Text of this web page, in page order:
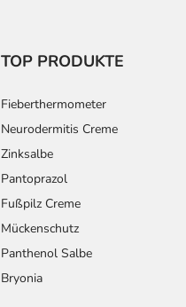
TOP PRODUKTE
Fieberthermometer
Neurodermitis Creme
Zinksalbe
Pantoprazol
Fußpilz Creme
Mückenschutz
Panthenol Salbe
Bryonia